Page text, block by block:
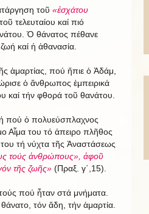
τοῦ «ἐσχάτου
τελευταίου καί πιό
Ὁ θάνατος πέθανε
ζωή καί ἡ ἀθανασία.
ἁμαρτίας, πού ἤπιε ὁ Ἀδάμ,
ὁ ἄνθρωπος ἐμπειρικά
καί τήν φθορά τοῦ θανάτου.
πού ὁ πολυεύσπλαχνος
Αἷμα του τό ἀπειρο πλῆθος
τή νύχτα τῆς Ἀναστάσεως
τούς ἀνθρώπους», ἀφοῦ
τῆς ζωῆς»(Πραξ. γ΄,15).
πού ἦταν στά μνήματα.
τόν ἅδη, τήν ἁμαρτία.